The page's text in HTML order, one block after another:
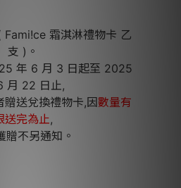
Fami!ce 霜淇淋禮物卡 乙
支 )。
年 6 月 3 日起至 2025
月 22 日止,
送兌換禮物卡,因數量有
送完為止,
贈不另通知。